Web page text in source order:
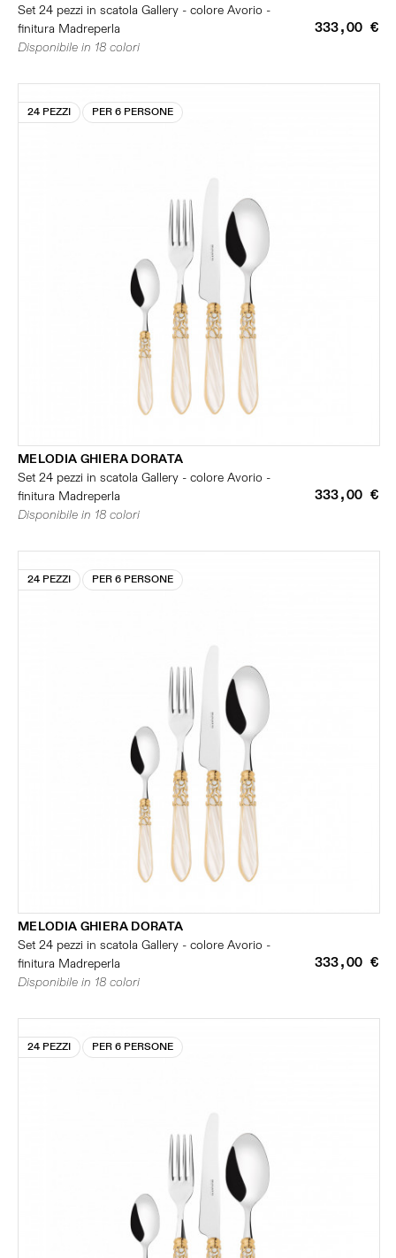
Set 24 pezzi in scatola Gallery - colore Avorio -
finitura Madreperla
333,00 €
Disponibile in 18 colori
24 PEZZI PER 6 PERSONE
MELODIA GHIERA DORATA
Set 24 pezzi in scatola Gallery - colore Avorio -
finitura Madreperla
333,00 €
Disponibile in 18 colori
24 PEZZI PER 6 PERSONE
MELODIA GHIERA DORATA
Set 24 pezzi in scatola Gallery - colore Avorio -
finitura Madreperla
333,00 €
Disponibile in 18 colori
24 PEZZI PER 6 PERSONE